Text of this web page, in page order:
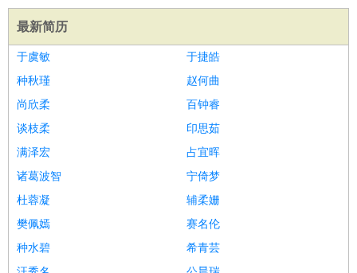
最新简历
于虞敏
于捷皓
种秋瑾
赵何曲
尚欣柔
百钟睿
谈枝柔
印思茹
满泽宏
占宜晖
诸葛波智
宁倚梦
杜蓉凝
辅柔姗
樊佩嫣
赛名伦
种水碧
希青芸